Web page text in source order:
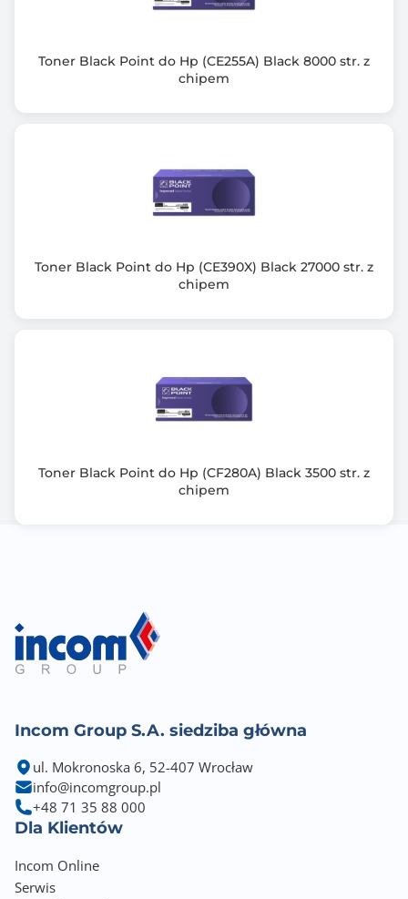
Toner Black Point do Hp (CE255A) Black 8000 str. z
chipem
Toner Black Point do Hp (CE390X) Black 27000 str. z
chipem
Toner Black Point do Hp (CF280A) Black 3500 str. z
chipem
Incom Group S.A. siedziba główna
ul. Mokronoska 6, 52-407 Wrocław
info@incomgroup.pl
+48 71 35 88 000
Dla Klientów
Incom Online
Serwis